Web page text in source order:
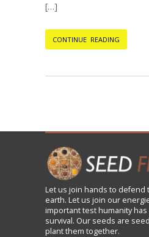
[…]
CONTINUE READING
Let us join hands to defend
earth. Let us join our
important test humanity
survival. Our seeds are
plant them together.